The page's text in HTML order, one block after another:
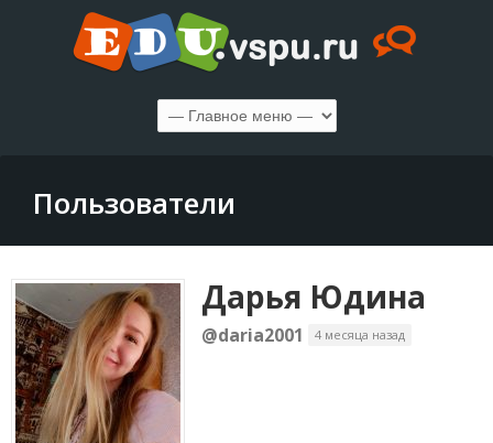
Пользователи
Дарья Юдина
@daria2001 4 месяца назад